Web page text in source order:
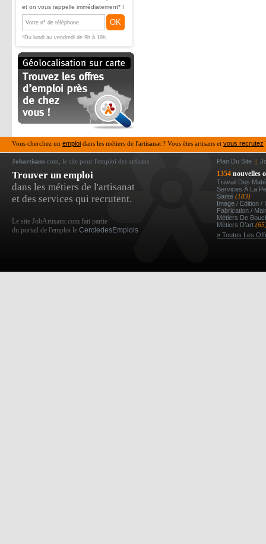
et on vous rappelle immédiatement* !
OK
*Du lundi au vendredi de 9h à 19h
Vous cherchez un emploi dans les métiers de l'artisanat ? Vous êtes artisans et vous recrutez
Jobartisans .com, le site pour l'emploi des artisans Plan Du Site |
Trouver un emploi
dans les métiers de l'artisanat
et des services qui recrutent.
Le site JobArtisans.com fait partie
du portail de l'emploi le CercledesEmplois
1354 nouvelles
Travail Des
Services À La
Santé (183)
Image / Edition /
Fabrication /
Métiers De
Métiers D’art
» Toutes Les